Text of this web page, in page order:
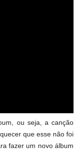
ou seja, a canção
que esse não foi
fazer um novo álbum